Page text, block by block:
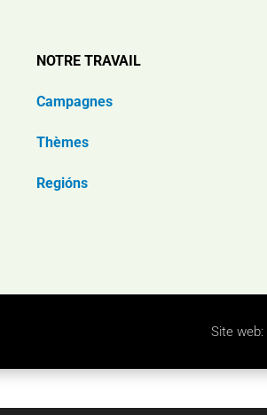
NOTRE TRAVAIL
Campagnes
Thèmes
Regións
Site web: